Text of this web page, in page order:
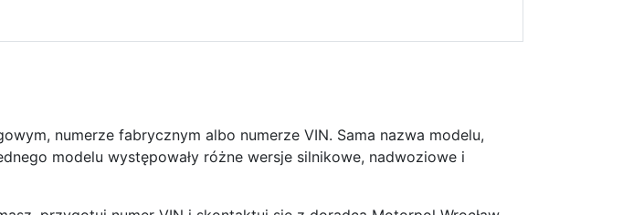
numerze fabrycznym albo numerze VIN. Sama nazwa modelu,
modelu występowały różne wersje silnikowe, nadwoziowe i